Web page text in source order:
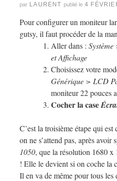
par LAURENT publié le 4
Pour configurer un moniteur
gutsy, il faut procéder de la
Aller dans :
et Affichage
Choisissez votre
Générique > LCD
moniteur 22 pouces
Cocher la case
C’est la troisième étape qui
on ne s’attend pas, après avoir
1050, que la résolution 1680 x
! Elle le devient si on coche la
Il en va de même pour tous les